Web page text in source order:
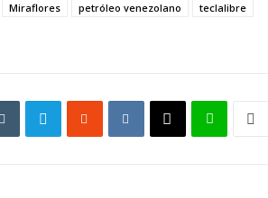
Miraflores petróleo venezolano
teclalibre